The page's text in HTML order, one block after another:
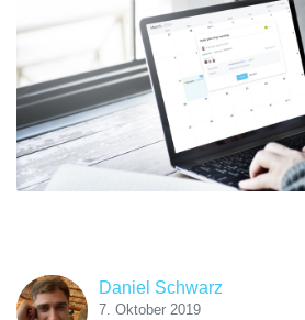
Daniel Schwarz
7. Oktober 2019